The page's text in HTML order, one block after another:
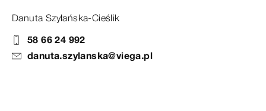
Danuta Szyłańska-Cieślik
58 66 24 992
danuta.szylanska@viega.pl